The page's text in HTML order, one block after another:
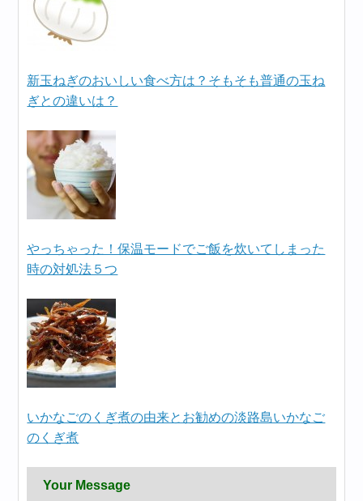
新玉ねぎのおいしい食べ方は？そもそも普通の玉ね
ぎとの違いは？
やっちゃった！保温モードでご飯を炊いてしまった
時の対処法５つ
いかなごのくぎ煮の由来とお勧めの淡路島いかなご
のくぎ煮
Your Message